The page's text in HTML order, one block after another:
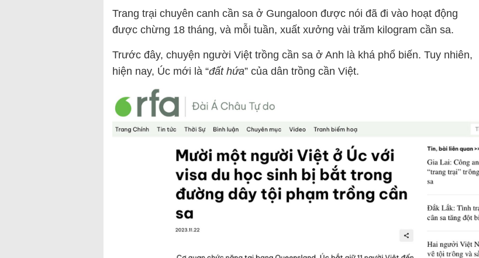
Trang trại chuyên canh cần sa ở Gungaloon được nói đã đi vào hoạt động
được chừng 18 tháng, và mỗi tuần, xuất xưởng vài trăm kilogram cần sa.
Trước đây, chuyện người Việt trồng cần sa ở Anh là khá phổ biến. Tuy nhiên,
hiện nay, Úc mới là “đất hứa” của dân trồng cần Việt.